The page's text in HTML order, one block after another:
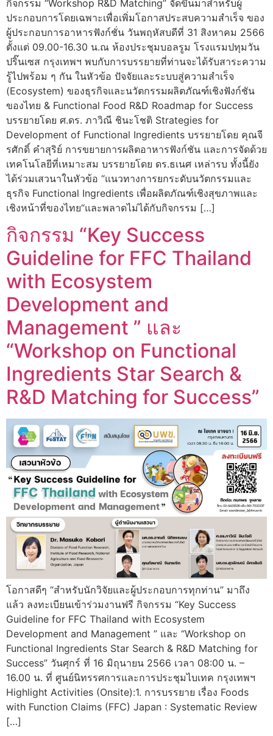
กิจกรรม “Workshop R&D Matching” จัดขึ้นมาสำหรับผู้
ประกอบการโดยเฉพาะเพื่อเพิ่มโอกาสประสบความสำเร็จ ของ
ผู้ประกอบการอาหารฟังก์ชั่น วันพฤหัสบดีที่ 31 สิงหาคม 2566
ตั้งแต่ 09.00-16.30 น.ณ ห้องประชุมบอลรูม โรงแรมปทุมวัน
ปริ๊นเซส กรุงเทพฯ พบกับการบรรยายที่ท่านจะได้รับสาระความ
รู้ไปพร้อม ๆ กัน ในหัวข้อ ปัจจัยและระบบสู่ความสำเร็จ
(Ecosystem) ของธุรกิจและนวัตกรรมผลิตภัณฑ์เชิงฟังก์ชัน
ของไทย & Functional Food R&D Roadmap for Success
บรรยายโดย ศ.ดร. ภาวิณี ชินะโชติ Strategies for
Development of Functional Ingredients บรรยายโดย คุณจี
รศักดิ์ คำสุริย์ การขยายการผลิตอาหารฟังก์ชัน และการจัดด้วย
เทคโนโลยีที่เหมาะสม บรรยายโดย ดร.ธเนศ เหล่ารบ ทั้งนี้ยัง
ได้ร่วมเสวนาในหัวข้อ “แนวทางการยกระดับนวัตกรรมและ
ธุรกิจ Functional Ingredients เพื่อผลิตภัณฑ์เชิงสุขภาพและ
เชิงหน้าที่ของไทย“และพลาดไม่ได้กับกิจกรรม […]
กิจกรรม “Key Success
Guideline for FFC Thailand
with Ecosystem
Development and
Management ” และ
“Workshop on Functional
Ingredients Star Search &
R&D Matching for Success”
โอกาสดีๆ “สำหรับนักวิจัยและผู้ประกอบการทุกท่าน” มาถึง
แล้ว ลงทะเบียนเข้าร่วมงานฟรี กิจกรรม “Key Success
Guideline for FFC Thailand with Ecosystem
Development and Management ” และ “Workshop on
Functional Ingredients Star Search & R&D Matching for
Success” วันศุกร์ ที่ 16 มิถุนายน 2566 เวลา 08:00 น. –
16.00 น. ที่ ศูนย์นิทรรศการและการประชุมไบเทค กรุงเทพฯ
Highlight Activities (Onsite):1. การบรรยาย เรื่อง Foods
with Function Claims (FFC) Japan : Systematic Review
[…]